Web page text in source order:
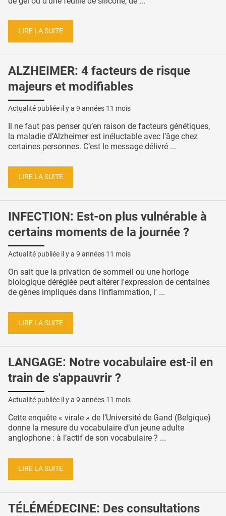
LIRE LA SUITE
ALZHEIMER: 4 facteurs de risque
majeurs et modifiables
Actualité publiée il y a 9 années 11 mois
Il ne faut pas penser qu’en raison de facteurs génétiques,
la maladie d’Alzheimer est inéluctable avec l’âge chez
certaines personnes. C’est le message délivré ...
LIRE LA SUITE
INFECTION: Est-on plus vulnérable à
certains moments de la journée ?
Actualité publiée il y a 9 années 11 mois
On sait que la privation de sommeil ou une horloge
biologique déréglée peut altérer l'expression de centaines
de gènes impliqués dans l'inflammation, l' ...
LIRE LA SUITE
LANGAGE: Notre vocabulaire est-il en
train de s'appauvrir ?
Actualité publiée il y a 9 années 11 mois
Cette enquête « virale » de l’Université de Gand (Belgique)
donne la mesure du vocabulaire d’un jeune adulte
anglophone : à l’actif de son vocabulaire ? ...
LIRE LA SUITE
TÉLÉMÉDECINE: Des consultations